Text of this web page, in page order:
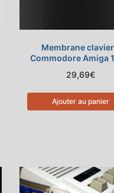
Membrane clavier
Commodore Amiga
29,69€
Ajouter au panier